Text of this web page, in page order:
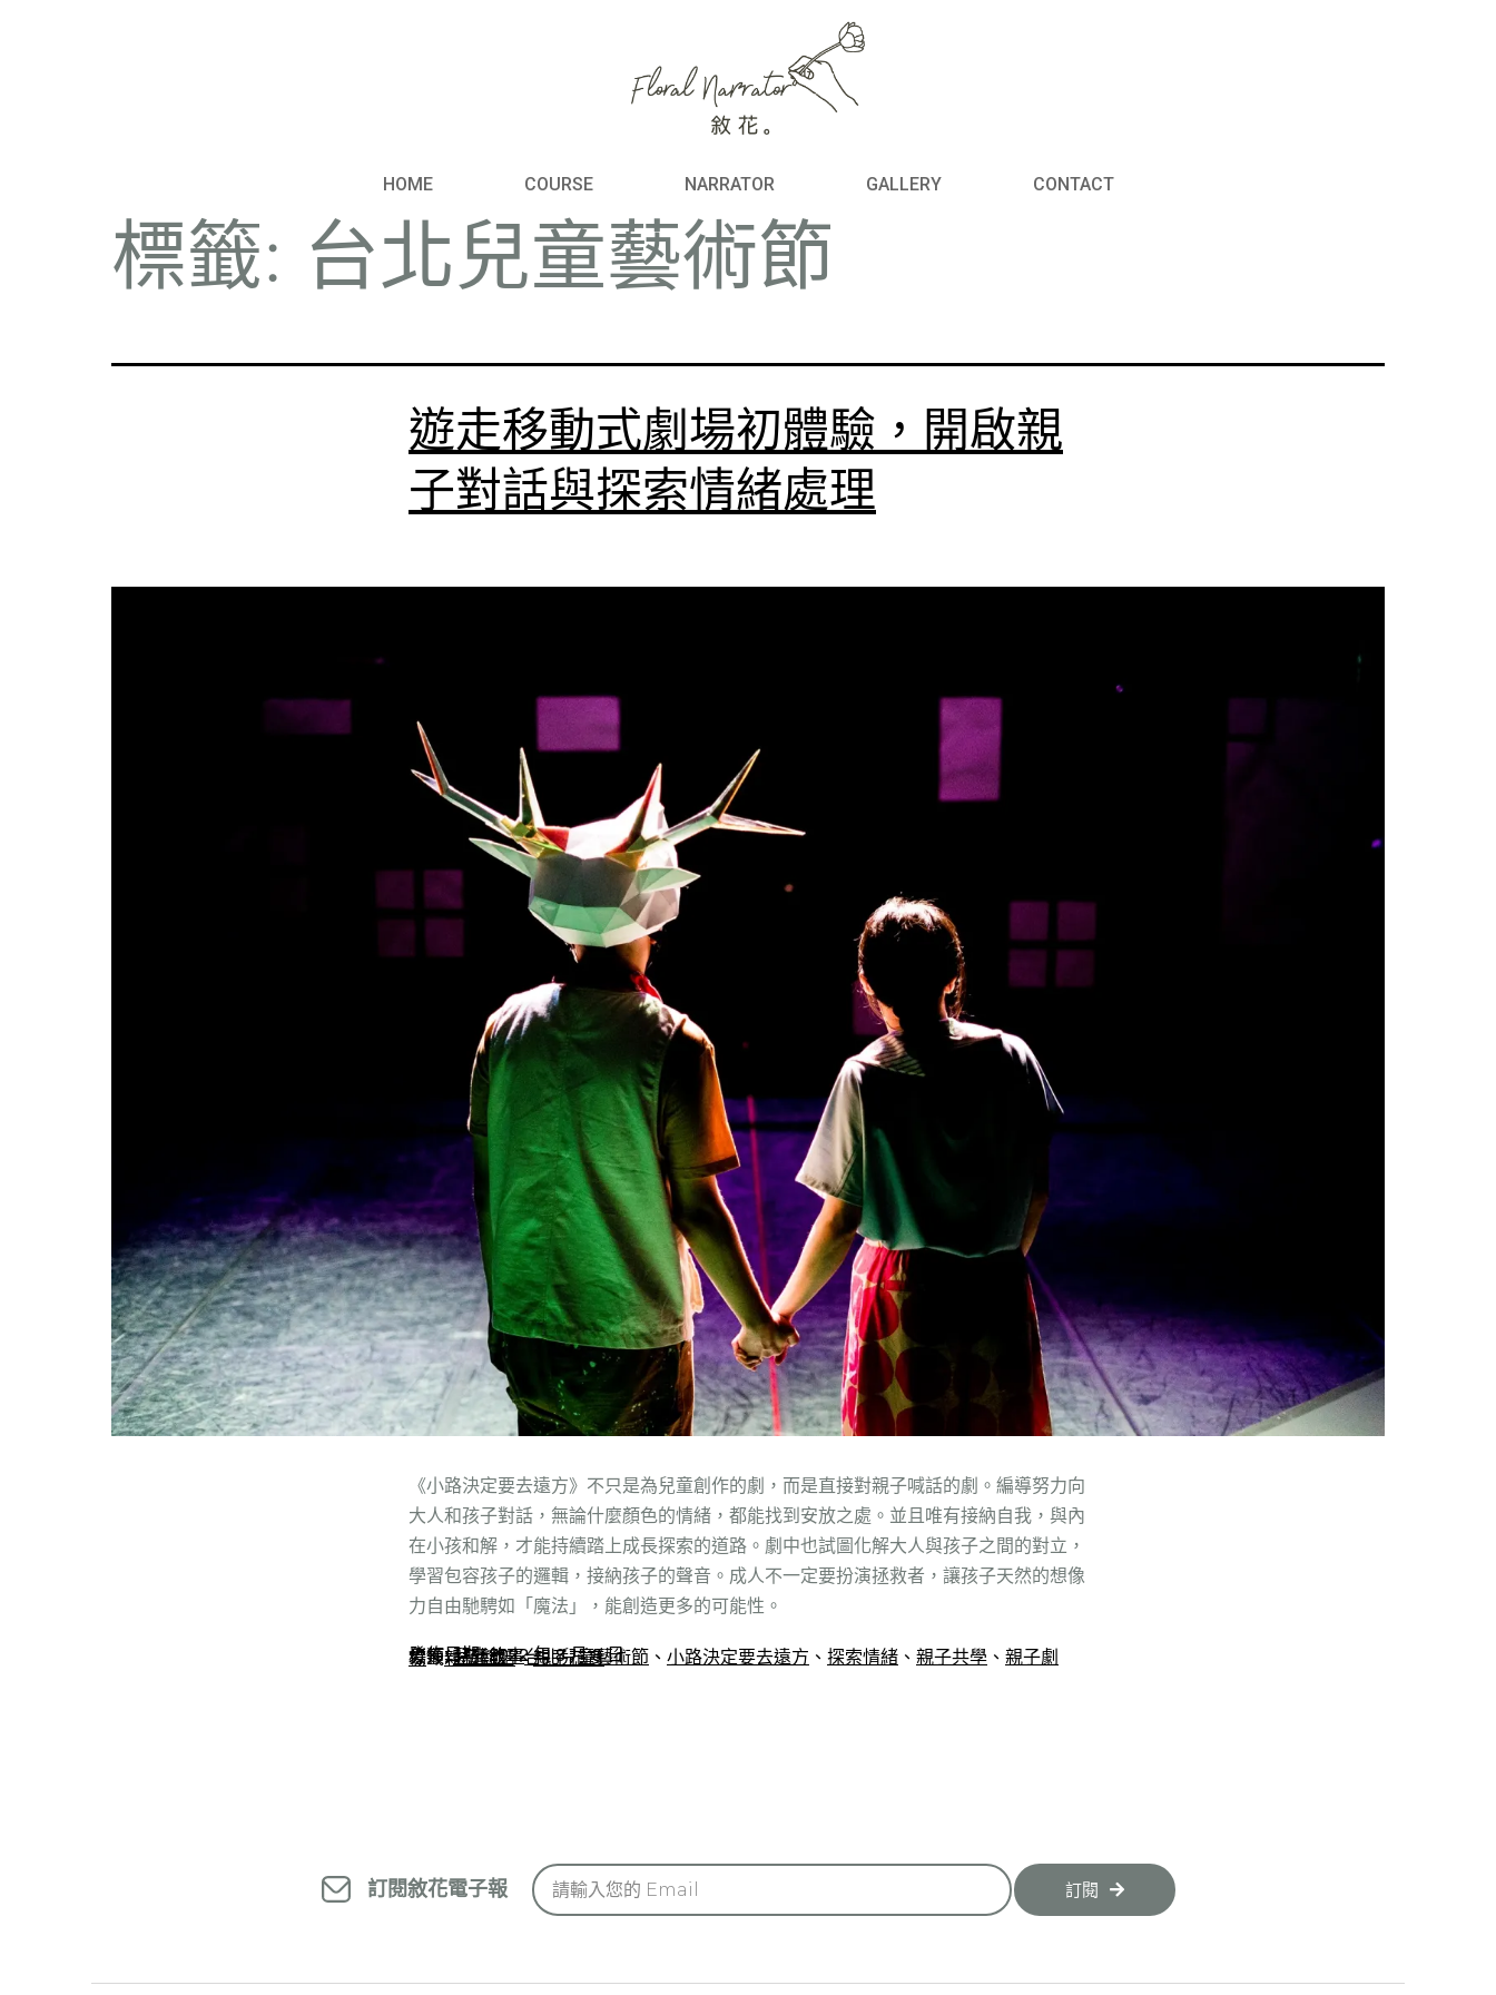
HOME COURSE NARRATOR GALLERY CONTACT
標籤: 台北兒童藝術節
遊走移動式劇場初體驗，開啟親
子對話與探索情緒處理
《小路決定要去遠方》不只是為兒童創作的劇，而是直接對親子喊話的劇。編導努力向
大人和孩子對話，無論什麼顏色的情緒，都能找到安放之處。並且唯有接納自我，與內
在小孩和解，才能持續踏上成長探索的道路。劇中也試圖化解大人與孩子之間的對立，
學習包容孩子的邏輯，接納孩子的聲音。成人不一定要扮演拯救者，讓孩子天然的想像
力自由馳騁如「魔法」，能創造更多的可能性。
發佈日期:2022 年 8 月 8 日
分類:蒔光敘事
標籤:兒藝節、台北兒童藝術節 、 小路決定要去遠方 、 探索情緒 、 親子共學 、
親子劇場、親子對話、親子花育
訂閱敘花電子報 訂閱